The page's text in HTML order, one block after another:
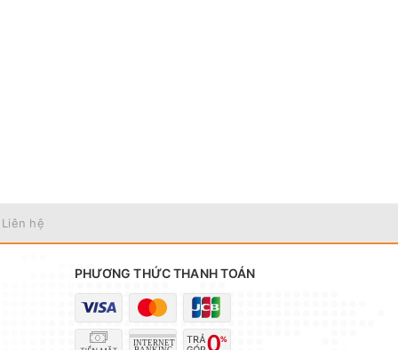
Liên hệ
PHƯƠNG THỨC THANH TOÁN